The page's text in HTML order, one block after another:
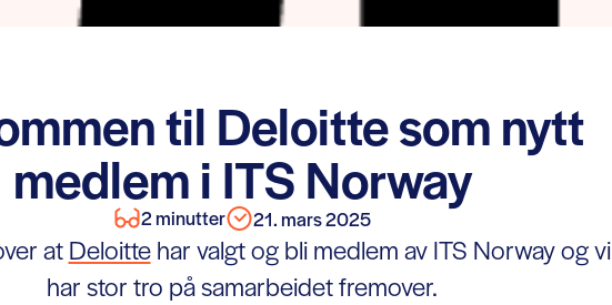
til Deloitte som nytt
medlem i ITS Norway
2 minutter 21. mars 2025
atDeloittehar valgt og bli medlem av ITS Norway og vi
har stor tro på samarbeidet fremover.